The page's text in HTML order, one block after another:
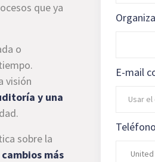
que ya
o
visión
y una
sobre la
cambios más
E-mail
Teléfono